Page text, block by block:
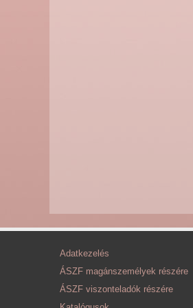
Adatkezelés
ÁSZF magánszemélyek részére
ÁSZF viszonteladók részére